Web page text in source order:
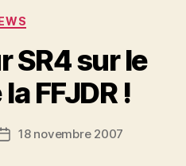
Catégories
SR4 sur le
FFJDR !
Date18 novembre 2007